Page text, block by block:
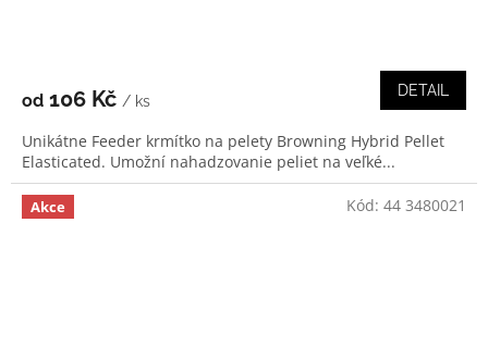
od 106 Kč / ks
DETAIL
Unikátne Feeder krmítko na pelety Browning Hybrid Pellet
Elasticated. Umožní nahadzovanie peliet na veľké...
Akce Kód: 44 3480021